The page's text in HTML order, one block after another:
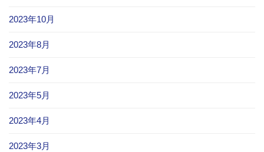
2023年10月
2023年8月
2023年7月
2023年5月
2023年4月
2023年3月